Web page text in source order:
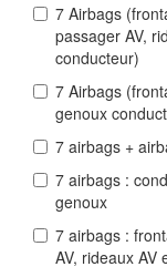
7 Airbags
passager AV,
conducteur)
7 Airbags
genoux
7 airbags +
7 airbags :
genoux
7 airbags :
AV, rideaux